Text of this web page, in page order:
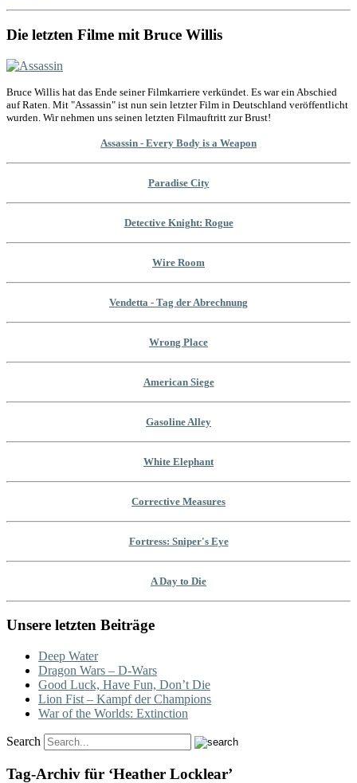
Die letzten Filme mit Bruce Willis
Bruce Willis hat das Ende seiner Filmkarriere verkündet. Es war ein Abschied
auf Raten. Mit "Assassin" ist nun sein letzter Film in Deutschland veröffentlicht
wurden. Wir nehmen uns seinen letzten Filmauftritt zur Brust!
Assassin - Every Body is a Weapon
Paradise City
Detective Knight: Rogue
Wire Room
Vendetta - Tag der Abrechnung
Wrong Place
American Siege
Gasoline Alley
White Elephant
Corrective Measures
Fortress: Sniper's Eye
A Day to Die
Unsere letzten Beiträge
Deep Water
Dragon Wars – D-Wars
Good Luck, Have Fun, Don’t Die
Lion Fist – Kampf der Champions
War of the Worlds: Extinction
Search
Tag-Archiv für ‘Heather Locklear’